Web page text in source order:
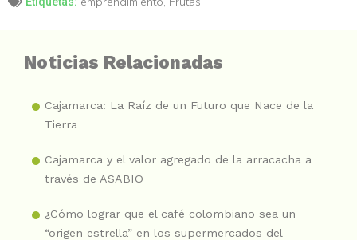
Noticias Relacionadas
Cajamarca: La Raíz de un Futuro que Nace de la
Tierra
Cajamarca y el valor agregado de la arracacha a
través de ASABIO
¿Cómo lograr que el café colombiano sea un
“origen estrella” en los supermercados del